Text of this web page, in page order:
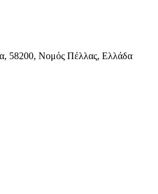
58200, Νομός Πέλλας, Ελλάδα